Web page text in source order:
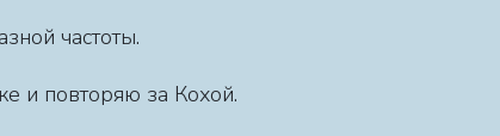
частоты.
и повторяю за Кохой.